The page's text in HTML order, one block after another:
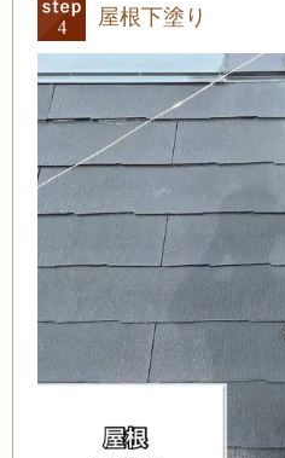
屋根下塗り